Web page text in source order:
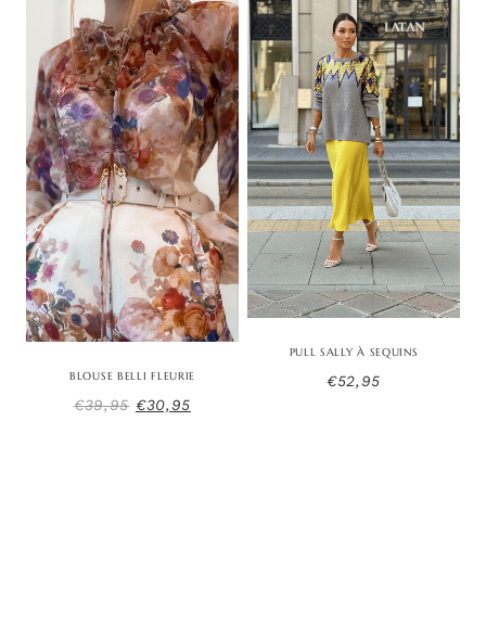
BLOUSE BELLI FLEURIE
€39,95 Le
€30,95
PULL SALLY À SEQUINS
€52,95